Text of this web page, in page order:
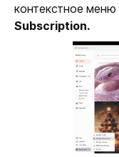
контекстное меню
Subscription.